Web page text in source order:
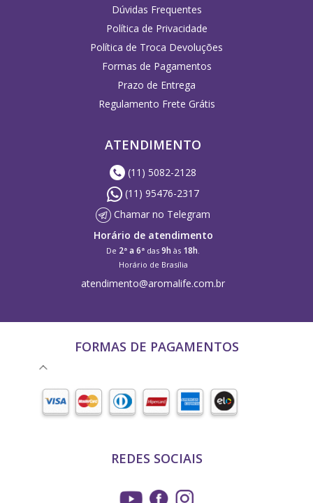
Dúvidas Frequentes
Política de Privacidade
Política de Troca Devoluções
Formas de Pagamentos
Prazo de Entrega
Regulamento Frete Grátis
ATENDIMENTO
(11) 5082-2128
(11) 95476-2317
Chamar no Telegram
Horário de atendimento
De 2ª a 6ª das 9h às 18h
Horário de Brasília
atendimento@aromalife.com.br
FORMAS DE PAGAMENTOS
REDES SOCIAIS